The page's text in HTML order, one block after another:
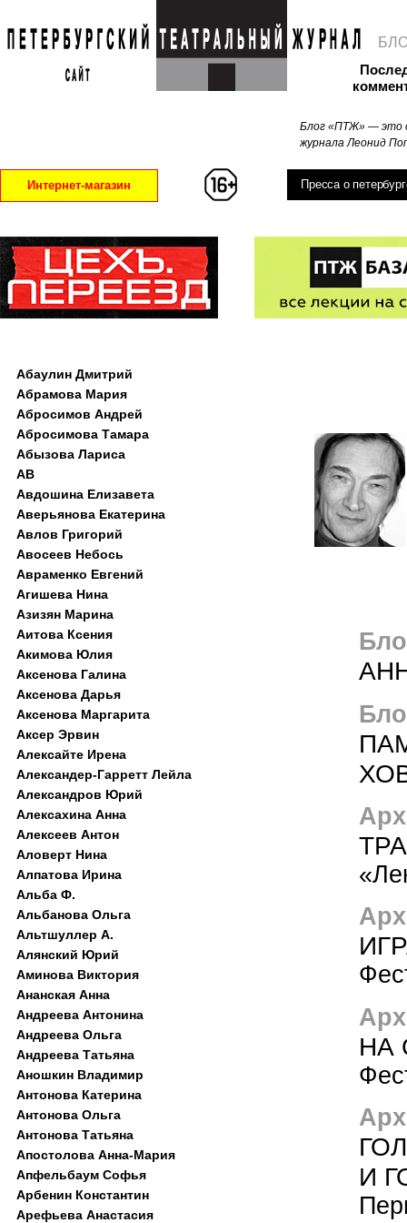
Блог «ПТЖ» — это
журнала Леонид
Интернет-магазин Пресса о
НА
И
Абаулин Дмитрий
Абрамова Мария
Абросимов Андрей
Абросимова Тамара
Абызова Лариса
АВ
Авдошина Елизавета
Аверьянова Екатерина
Авлов Григорий
Авосеев Небось
Авраменко Евгений
Агишева Нина
Азизян Марина
Аитова Ксения
Акимова Юлия
Аксенова Галина
Аксенова Дарья
Аксенова Маргарита
Аксер Эрвин
Алексайте Ирена
Александер-Гарретт Лейла
Александров Юрий
Алексахина Анна
Алексеев Антон
Аловерт Нина
Алпатова Ирина
Альба Ф.
Альбанова Ольга
Альтшуллер А.
Алянский Юрий
Аминова Виктория
Ананская Анна
Андреева Антонина
Андреева Ольга
Андреева Татьяна
Аношкин Владимир
Антонова Катерина
Антонова Ольга
Антонова Татьяна
Апостолова Анна-Мария
Апфельбаум Софья
Арбенин Константин
Арефьева Анастасия